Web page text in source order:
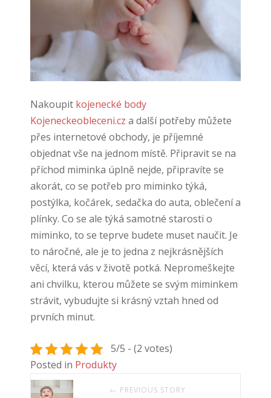
Nakoupit kojenecké body
Kojeneckeobleceni.cz a další potřeby můžete
přes internetové obchody, je příjemné
objednat vše na jednom místě. Připravit se na
příchod miminka úplně nejde, připravíte se
akorát, co se potřeb pro miminko týká,
postýlka, kočárek, sedačka do auta, oblečení a
plínky. Co se ale týká samotné starosti o
miminko, to se teprve budete muset naučit. Je
to náročné, ale je to jedna z nejkrásnějších
věcí, která vás v životě potká. Nepromeškejte
ani chvilku, kterou můžete se svým miminkem
strávit, vybudujte si krásný vztah hned od
prvních minut.
5/5 - (2 votes)
Posted in Produkty
← PREVIOUS STORY